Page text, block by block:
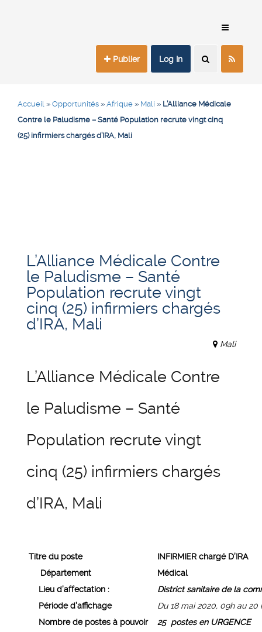
Publier Log In
Accueil » Opportunités » Afrique » Mali » L’Alliance Médicale
Contre le Paludisme – Santé Population recrute vingt cinq
(25) infirmiers chargés d’IRA, Mali
L’Alliance Médicale Contre
le Paludisme – Santé
Population recrute vingt
cinq (25) infirmiers chargés
d’IRA, Mali
Mali
L’Alliance Médicale Contre
le Paludisme – Santé
Population recrute vingt
cinq (25) infirmiers chargés
d’IRA, Mali
Titre du poste
INFIRMIER chargé D’IRA
Département
Médical
Lieu d’affectation :
District sanitaire de la
Période d’affichage
Du 18 mai 2020, 09h au 20
Nombre de postes à pouvoir
25 postes en URGENCE